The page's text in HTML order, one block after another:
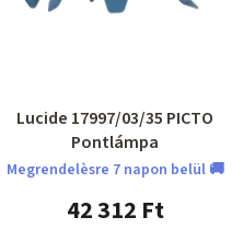
Lucide 17997/03/35 PICTO
Pontlámpa
Megrendelèsre 7 napon belül 🚚
42 312 Ft